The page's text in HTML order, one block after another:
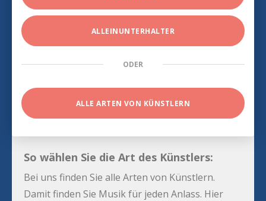
ALLEINUNTERHALTER
ODER
ALLE ARTEN VON KÜNSTLERN
So wählen Sie die Art des Künstlers:
Bei uns finden Sie alle Arten von Künstlern.
Damit finden Sie Musik für jeden Anlass. Hier